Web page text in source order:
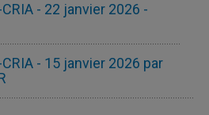
- 22 janvier 2026 -
- 15 janvier 2026 par